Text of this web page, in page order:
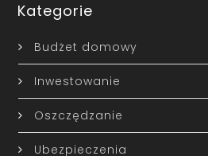
Kategorie
Budżet domowy
Inwestowanie
Oszczędzanie
Ubezpieczenia